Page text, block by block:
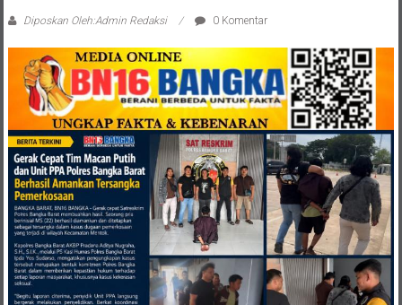
Diposkan Oleh:Admin Redaksi 0 Komentar